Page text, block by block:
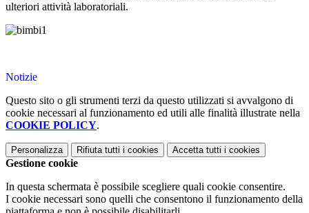
ulteriori attività laboratoriali.
Notizie
Questo sito o gli strumenti terzi da questo utilizzati si avvalgono di
cookie necessari al funzionamento ed utili alle finalità illustrate nella
COOKIE POLICY.
Personalizza Rifiuta tutti i cookies Accetta tutti i cookies
Gestione cookie
In questa schermata è possibile scegliere quali cookie consentire.
I cookie necessari sono quelli che consentono il funzionamento della